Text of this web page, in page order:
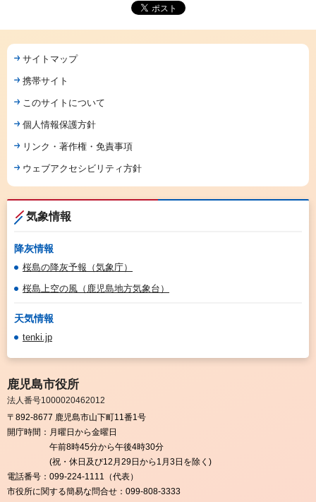
サイトマップ
携帯サイト
このサイトについて
個人情報保護方針
リンク・著作権・免責事項
ウェブアクセシビリティ方針
気象情報
降灰情報
桜島の降灰予報（気象庁）
桜島上空の風（鹿児島地方気象台）
天気情報
tenki.jp
鹿児島市役所
法人番号1000020462012
〒892-8677 鹿児島市山下町11番1号
開庁時間： 月曜日から金曜日
午前8時45分から午後4時30分
(祝・休日及び12月29日から1月3日を除く)
電話番号： 099-224-1111（代表）
市役所に関する簡易な問合せ： 099-808-3333